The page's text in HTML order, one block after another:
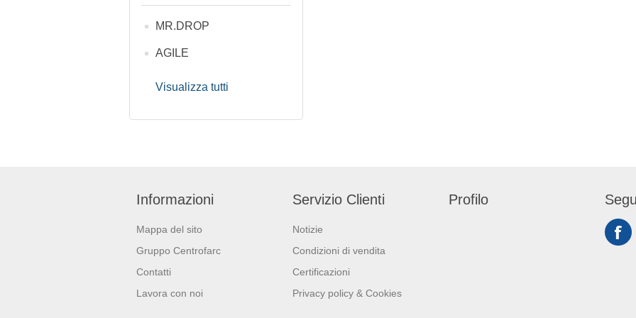
MR.DROP
AGILE
Visualizza tutti
Informazioni
Mappa del sito
Gruppo Centrofarc
Contatti
Lavora con noi
Servizio Clienti
Notizie
Condizioni di vendita
Certificazioni
Privacy policy & Cookies
Profilo